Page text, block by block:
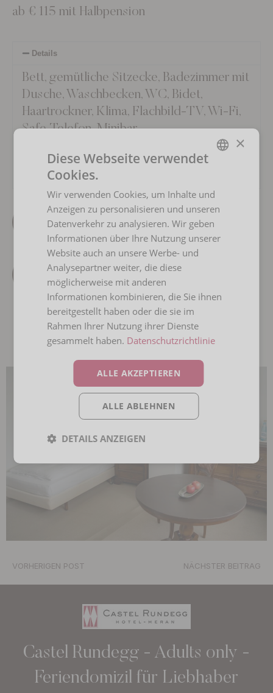
ab € 115 mit Halbpension
Details
Bett, gemütliche Sitzecke, Badezimmer mit
Dusche, Waschbecken, WC, Bidet,
Haartrockner, Klima, Flachbild-TV, Wi-Fi,
Safe, Telefon, Minibar
Auf Anfrage und bei Verfügbarkeit auch
mit Balkon
Anfragen
Buchen
VORHERIGEN POST NÄCHSTER BEITRAG
Castel Rundegg - Adults only -
Feriendomizil für Liebhaber
ITALIAN
×
Diese Webseite verwendet
Cookies.
Wir verwenden Cookies, um Inhalte und
Anzeigen zu personalisieren und unseren
Datenverkehr zu analysieren. Wir geben
Informationen über Ihre Nutzung unserer
Website auch an unsere Werbe- und
Analysepartner weiter, die diese
möglicherweise mit anderen
Informationen kombinieren, die Sie ihnen
bereitgestellt haben oder die sie im
Rahmen Ihrer Nutzung ihrer Dienste
gesammelt haben. Datenschutzrichtlinie
ALLE AKZEPTIEREN
ALLE ABLEHNEN
DETAILS ANZEIGEN